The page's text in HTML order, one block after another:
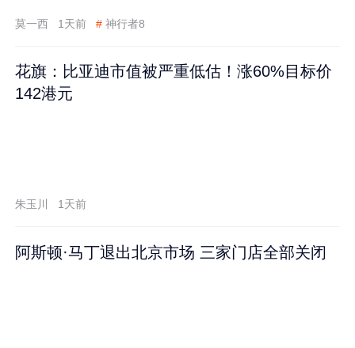
莫一西 1天前 # 神行者8
花旗：比亚迪市值被严重低估！涨60%目标价
142港元
朱玉川 1天前
阿斯顿·马丁退出北京市场 三家门店全部关闭